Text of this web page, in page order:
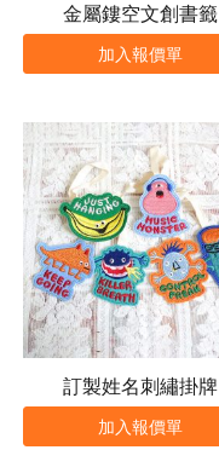
金屬鏤空文創書籤
加入報價單
訂製姓名刺繡掛牌
加入報價單